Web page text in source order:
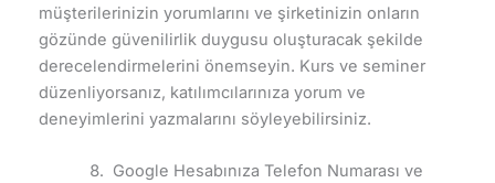
müşterilerinizin yorumlarını ve şirketinizin onların
gözünde güvenilirlik duygusu oluşturacak şekilde
derecelendirmelerini önemseyin. Kurs ve seminer
düzenliyorsanız, katılımcılarınıza yorum ve
deneyimlerini yazmalarını söyleyebilirsiniz.
Google Hesabınıza Telefon Numarası ve